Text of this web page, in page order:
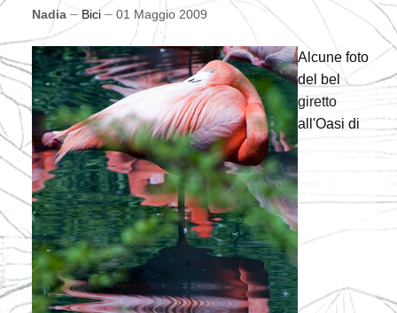
Nadia Bici 01 Maggio 2009
Alcune foto
del bel
giretto
all'Oasi di